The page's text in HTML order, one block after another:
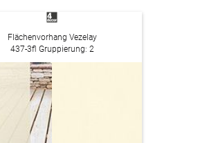
Flächenvorhang Vezelay
437-3fl Gruppierung: 2